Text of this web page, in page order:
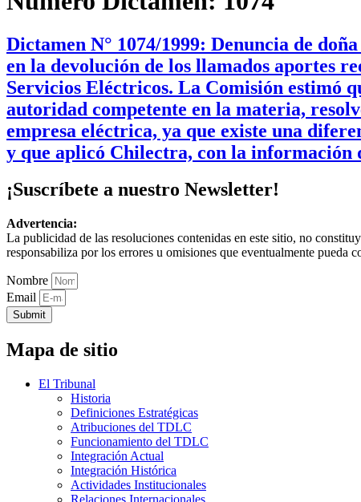
Dictamen N° 1074/1999: Denuncia de
en la devolución de los llamados aportes
Servicios Eléctricos. La Comisión estimó
autoridad competente en la materia,
empresa eléctrica, ya que existe una
y que aplicó Chilectra, con la información
¡Suscríbete a nuestro Newsletter!
Advertencia:
La publicidad de las resoluciones contenidas en este sitio, no
responsabiliza por los errores u omisiones que eventualmente pueda
Nombre
Email
Submit
Mapa de sitio
El Tribunal
Historia
Definiciones Estratégicas
Atribuciones del TDLC
Funcionamiento del TDLC
Integración Actual
Integración Histórica
Actividades Institucionales